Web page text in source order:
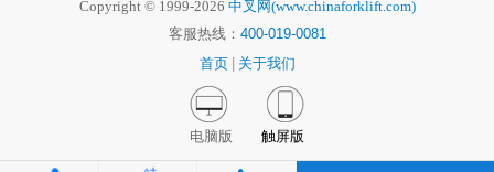
Copyright © 1999-2026 中叉网(www.chinaforklift.com)
客服热线： 400-019-0081
首页
关于我们
电脑版 触屏版